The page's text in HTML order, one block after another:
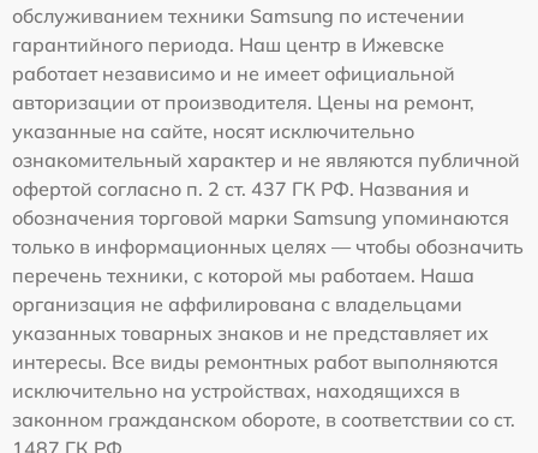
обслуживанием техники Samsung по истечении
гарантийного периода. Наш центр в Ижевске
работает независимо и не имеет официальной
авторизации от производителя. Цены на ремонт,
указанные на сайте, носят исключительно
ознакомительный характер и не являются публичной
офертой согласно п. 2 ст. 437 ГК РФ. Названия и
обозначения торговой марки Samsung упоминаются
только в информационных целях — чтобы обозначить
перечень техники, с которой мы работаем. Наша
организация не аффилирована с владельцами
указанных товарных знаков и не представляет их
интересы. Все виды ремонтных работ выполняются
исключительно на устройствах, находящихся в
законном гражданском обороте, в соответствии со ст.
1487 ГК РФ.